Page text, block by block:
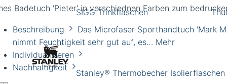
SIGG Trinkflaschen
Stanley® Thermobecher Isolierflaschen
Badetuch 'Pieter' in verschiednen Farben zum
Beschreibung
Das Microfaser Sporthandtuch 'Mark
nimmt Feuchtigkeit sehr gut auf, es… Mehr
Individualisieren
Nachhaltigkeit